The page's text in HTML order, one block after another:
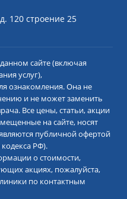
120 строение 25
сайте (включая
услуг),
ознакомления. Она не
и не может заменить
Все цены, статьи, акции
на сайте, носят
публичной офертой
РФ).
о стоимости,
акциях, пожалуйста,
по контактным